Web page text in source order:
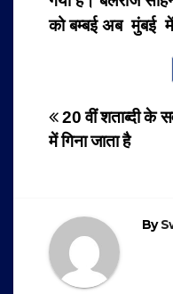
को बम्बई अब मुंबई
Post
20 वीं शताब्दी के
में गिना जाता है
By